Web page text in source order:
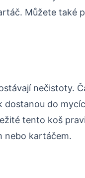
Můžete také
nečistoty.
dostanou do
tento koš
nebo kartáčem.